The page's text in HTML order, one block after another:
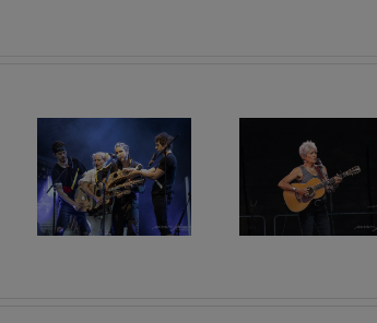
Joan Baez – Fare Thee
Well Tour 2019 | Insel
Grafenwerth, Bad
Honnef – 06.07.2019